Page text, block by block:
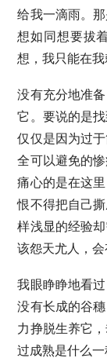
给我一滴雨。
想如同想要拔
想，我只能在我
没有充分地准
它。要说的是
仅仅是因为过
全可以避免的
痛心的是在这
恨不得把自己
样浅显的经验
该怨天尤人，
我眼睁睁地看
没有长成的谷
力挣脱生养它
过成熟是什么一